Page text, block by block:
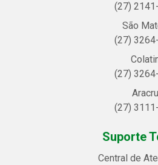
(27)
São
(27)
(27)
(27)
Suporte
Central de